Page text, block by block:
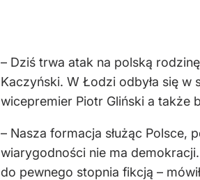
– Dziś trwa atak na polską
Kaczyński. W Łodzi odbyła się
wicepremier Piotr Gliński a także
– Nasza formacja służąc Polsce,
wiarygodności nie ma
do pewnego stopnia fikcją –